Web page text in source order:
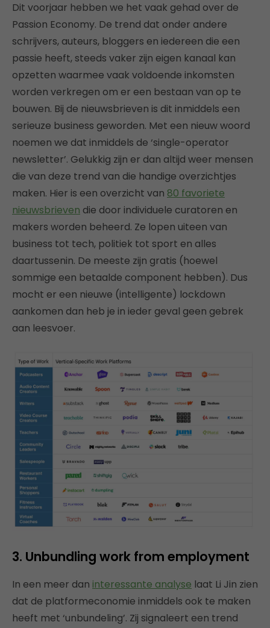
Dit voorjaar hebben we het vaak gehad over de
Passion Economy. De trend dat onder andere
schrijvers, auteurs, bloggers en iedereen die een
passie heeft, steeds vaker zijn eigen kanaal kan
opzetten waarmee vaak voldoende inkomsten
worden verkregen om er een bestaan van op te
bouwen. Bij de nieuwsbrieven is dit inmiddels een
serieuze business geworden. Met een nieuw woord
noemen we dat inmiddels de ‘single-operator
newsletter’. Gelukkig zijn er dan altijd weer mensen
die van deze trend van die handige overzichtjes
maken. Hier is een overzicht van 80 favoriete
nieuwsbrieven die door individuele curatoren en
makers worden beheerd. Ze lopen uiteen van
business tot tech, politiek tot sport en alles
daartussenin. De meeste zijn gratis (hoewel
sommige een betaalde component hebben). Dus
mocht er een nieuwe (intelligente) lockdown
aankomen dan heb je in ieder geval geen gebrek
aan leesvoer.
3. Unbundling work from employment
In een meer dan interessante analyse laat Li Jin zien
dat de platformeconomie inmiddels ook te maken
heeft met ‘unbundeling’. Zij signaleert een trend